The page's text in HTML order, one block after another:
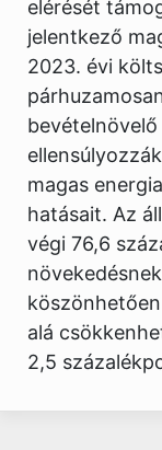
elérését
jelentkező
2023. évi
magas
hatásait. Az
végi 76,6
alá
2,5